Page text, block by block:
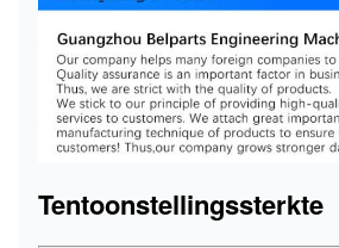
Tentoonstellingssterkte